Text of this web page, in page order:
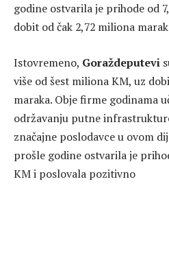
godine ostvarila je prihode od
dobit od čak 2,72 miliona
Istovremeno, Goraždeputevi
više od šest miliona KM, uz
maraka. Obje firme godinama
održavanju putne
značajne poslodavce u ovom
prošle godine ostvarila je
KM i poslovala pozitivno